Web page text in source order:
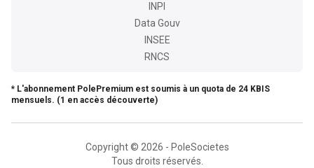
INPI
Data Gouv
INSEE
RNCS
* L'abonnement PolePremium est soumis à un quota de 24 KBIS
mensuels. (1 en accès découverte)
Copyright © 2026 - PoleSocietes
Tous droits réservés.